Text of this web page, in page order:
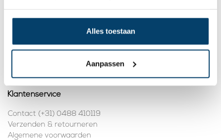
Alles toestaan
Aanpassen
Registreren
Klantenservice
Contact (+31) 0488 410119
Verzenden & retourneren
Algemene voorwaarden